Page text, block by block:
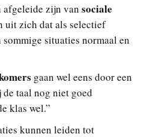
afgeleide zijn van sociale
uit zich dat als selectief
situaties normaal en
gaan wel eens door een
taal nog niet goed
klas wel.”
kunnen leiden tot